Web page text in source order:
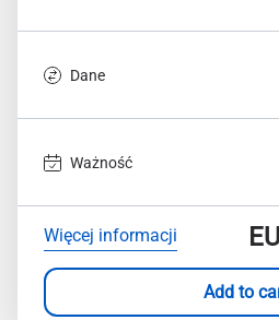
Dane
Ważność
Więcej informacji
Add to